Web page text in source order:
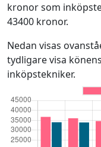
kronor som
43400 kronor.
Nedan visas
tydligare visa
inköpstekniker.